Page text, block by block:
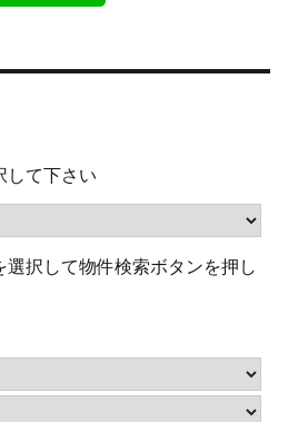
して下さい
選択して物件検索ボタンを押し